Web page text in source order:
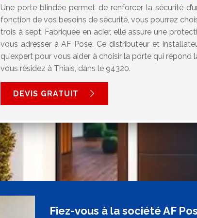
Une porte blindée permet de renforcer la sécurité
fonction de vos besoins de sécurité, vous pourrez
trois à sept. Fabriquée en acier, elle assure une
vous adresser à AF Pose. Ce distributeur et
qu’expert pour vous aider à choisir la porte qui
vous résidez à Thiais, dans le 94320.
DEVIS GRATUIT
Fiez-vous à la société AF